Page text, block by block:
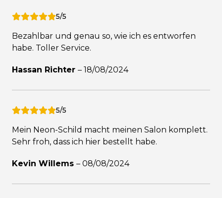
5/5
Bezahlbar und genau so, wie ich es entworfen
habe. Toller Service.
Hassan Richter – 18/08/2024
5/5
Mein Neon-Schild macht meinen Salon komplett.
Sehr froh, dass ich hier bestellt habe.
Kevin Willems – 08/08/2024